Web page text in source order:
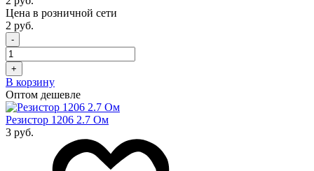
Цена в розничной сети
2 руб.
-
+
В корзину
Оптом дешевле
Резистор 1206 2.7 Ом
3 руб.